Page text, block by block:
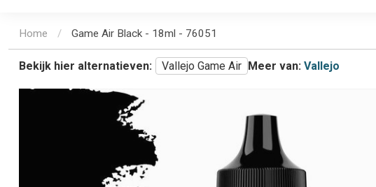
Home / Game Air Black - 18ml - 76051
Bekijk hier alternatieven: Vallejo Game Air Meer van: Vallejo